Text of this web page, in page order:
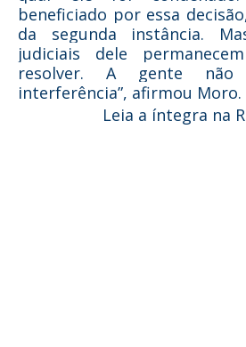
beneficiado por essa
da segunda instância.
judiciais dele
resolver. A gente não
interferência”, afirmou Moro.
Leia a íntegra na